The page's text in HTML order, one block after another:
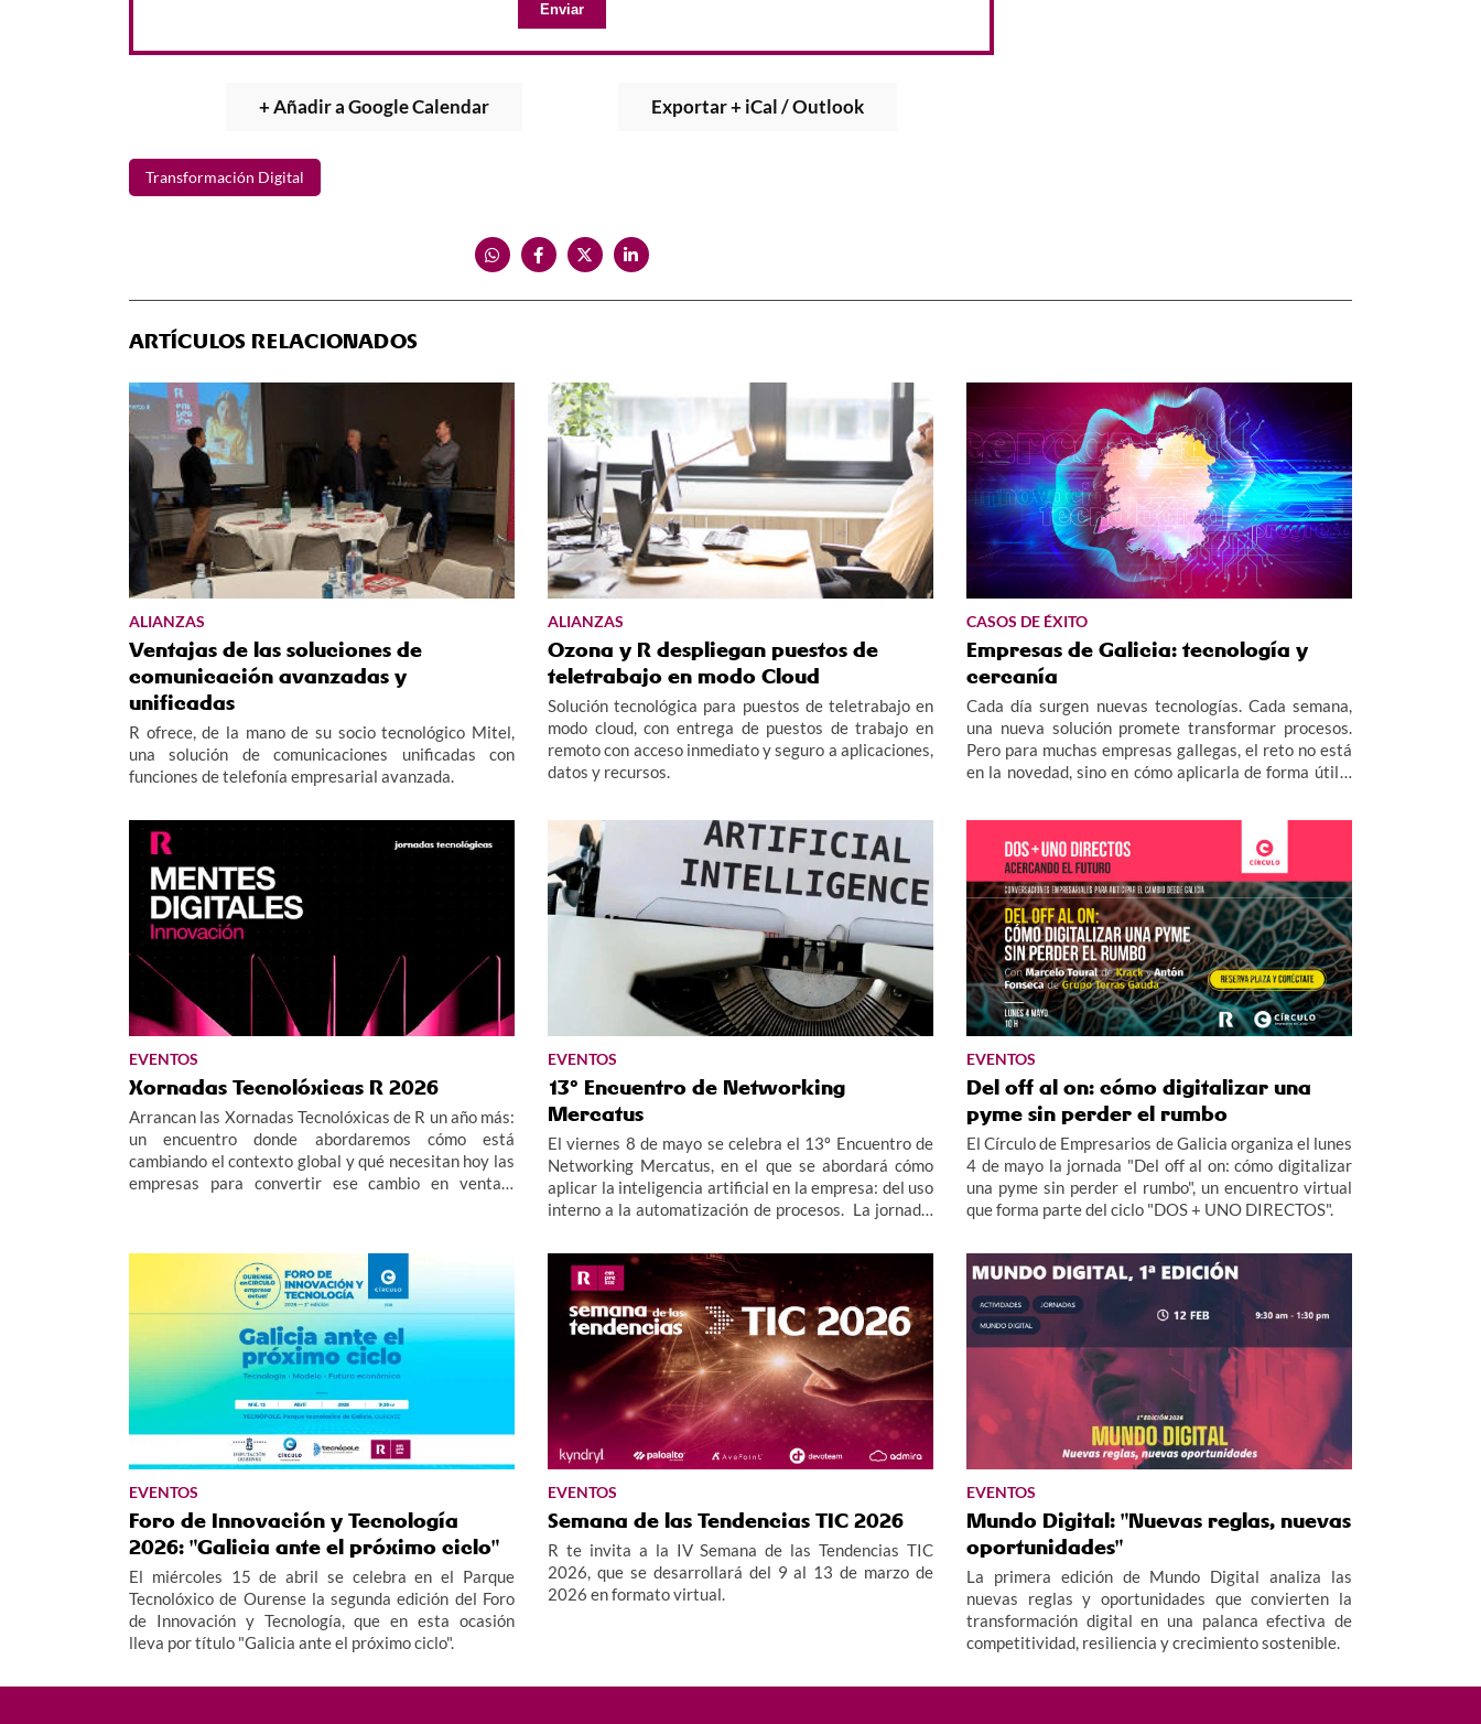
Enviar
+ Añadir a Google Calendar Exportar + iCal / Outlook
Transformación Digital
ARTÍCULOS RELACIONADOS
ALIANZAS
Ventajas de las soluciones de
comunicación avanzadas y
unificadas
R ofrece, de la mano de su socio tecnológico Mitel,
una solución de comunicaciones unificadas con
funciones de telefonía empresarial avanzada.
ALIANZAS
Ozona y R despliegan puestos de
teletrabajo en modo Cloud
Solución tecnológica para puestos de teletrabajo en
modo cloud, con entrega de puestos de trabajo en
remoto con acceso inmediato y seguro a aplicaciones,
datos y recursos.
CASOS DE ÉXITO
Empresas de Galicia: tecnología y
cercanía
Cada día surgen nuevas tecnologías. Cada semana,
una nueva solución promete transformar procesos.
Pero para muchas empresas gallegas, el reto no está
en la novedad, sino en cómo aplicarla de forma útil y
EVENTOS
Xornadas Tecnolóxicas R 2026
Arrancan las Xornadas Tecnolóxicas de R un año más:
un encuentro donde abordaremos cómo está
cambiando el contexto global y qué necesitan hoy las
empresas para convertir ese cambio en ventaja
EVENTOS
13º Encuentro de Networking
Mercatus
El viernes 8 de mayo se celebra el 13º Encuentro de
Networking Mercatus, en el que se abordará cómo
aplicar la inteligencia artificial en la empresa: del uso
interno a la automatización de procesos. La jornada,
Polígono Industrial A Granxa de O Porriño.
EVENTOS
Del off al on: cómo digitalizar una
pyme sin perder el rumbo
El Círculo de Empresarios de Galicia organiza el lunes
4 de mayo la jornada "Del off al on: cómo digitalizar
una pyme sin perder el rumbo", un encuentro virtual
que forma parte del ciclo "DOS + UNO DIRECTOS".
EVENTOS
Foro de Innovación y Tecnología
2026: "Galicia ante el próximo ciclo"
El miércoles 15 de abril se celebra en el Parque
Tecnolóxico de Ourense la segunda edición del Foro
de Innovación y Tecnología, que en esta ocasión
lleva por título "Galicia ante el próximo ciclo".
EVENTOS
Semana de las Tendencias TIC 2026
R te invita a la IV Semana de las Tendencias TIC
2026, que se desarrollará del 9 al 13 de marzo de
2026 en formato virtual.
EVENTOS
Mundo Digital: "Nuevas reglas, nuevas
oportunidades"
La primera edición de Mundo Digital analiza las
nuevas reglas y oportunidades que convierten la
transformación digital en una palanca efectiva de
competitividad, resiliencia y crecimiento sostenible.